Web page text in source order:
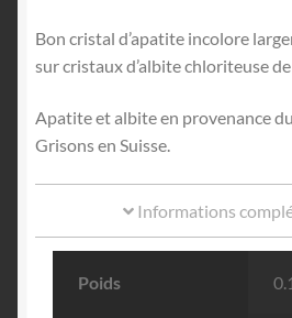
Bon cristal d’apatite incolore
sur cristaux d’albite chloriteuse
Apatite et albite en provenance
Grisons en Suisse.
Informations
Poids